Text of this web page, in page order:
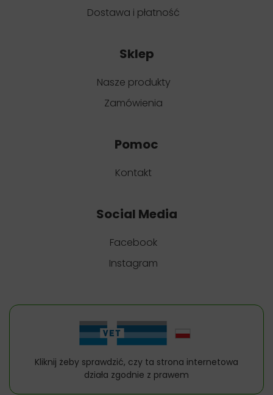
Dostawa i płatność
Sklep
Nasze produkty
Zamówienia
Pomoc
Kontakt
Social Media
Facebook
Instagram
Kliknij żeby sprawdzić, czy ta strona internetowa
działa zgodnie z prawem